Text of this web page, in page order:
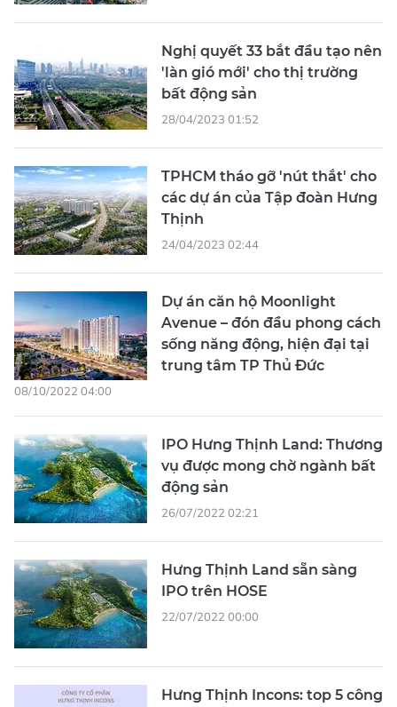
Nghị quyết 33 bắt đầu tạo nên
'làn gió mới' cho thị trường
bất động sản
28/04/2023 01:52
TPHCM tháo gỡ 'nút thắt' cho
các dự án của Tập đoàn Hưng
Thịnh
24/04/2023 02:44
Dự án căn hộ Moonlight
Avenue – đón đầu phong cách
sống năng động, hiện đại tại
trung tâm TP Thủ Đức
08/10/2022 04:00
IPO Hưng Thịnh Land: Thương
vụ được mong chờ ngành bất
động sản
26/07/2022 02:21
Hưng Thịnh Land sẵn sàng
IPO trên HOSE
22/07/2022 00:00
Hưng Thịnh Incons: top 5 công